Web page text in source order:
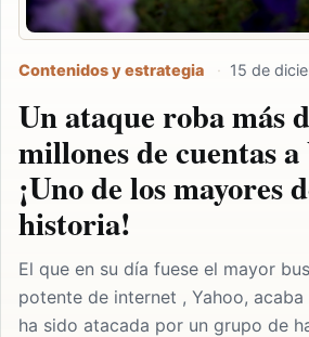
Contenidos y estrategia · 15 de
Un ataque roba más
millones de cuentas a
¡Uno de los mayores
historia!
El que en su día fuese el mayor
potente de internet , Yahoo,
ha sido atacada por un grupo de